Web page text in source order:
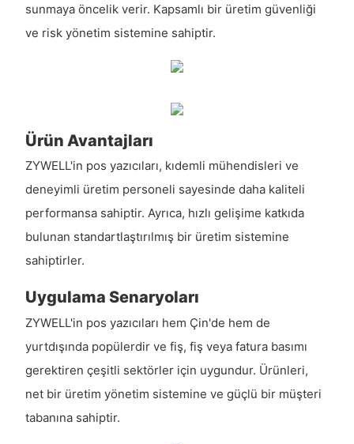
sunmaya öncelik verir. Kapsamlı bir üretim güvenliği
ve risk yönetim sistemine sahiptir.
Ürün Avantajları
ZYWELL'in pos yazıcıları, kıdemli mühendisleri ve
deneyimli üretim personeli sayesinde daha kaliteli
performansa sahiptir. Ayrıca, hızlı gelişime katkıda
bulunan standartlaştırılmış bir üretim sistemine
sahiptirler.
Uygulama Senaryoları
ZYWELL'in pos yazıcıları hem Çin'de hem de
yurtdışında popülerdir ve fiş, fiş veya fatura basımı
gerektiren çeşitli sektörler için uygundur. Ürünleri,
net bir üretim yönetim sistemine ve güçlü bir müşteri
tabanına sahiptir.